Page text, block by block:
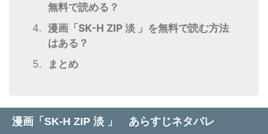
無料で読める？
漫画「SK-H ZIP 淡 」を無料で読む方法
はある？
まとめ
漫画「SK-H ZIP 淡 」 あらすじネタバレ